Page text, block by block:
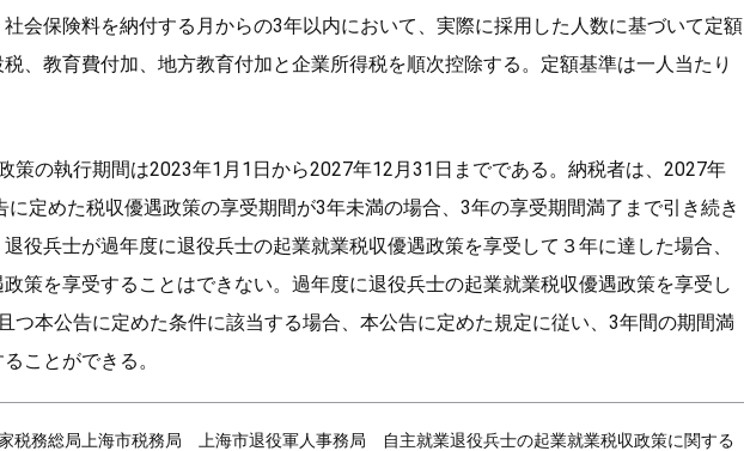
会保険料を納付する月からの3年以内において、実際に採用した人数に基づいて定額
、教育費付加、地方教育付加と企業所得税を順次控除する。定額基準は一人当たり
策の執行期間は2023年1月1日から2027年12月31日までである。納税者は、2027年
に定めた税収優遇政策の享受期間が3年未満の場合、3年の享受期間満了まで引き続き
役兵士が過年度に退役兵士の起業就業税収優遇政策を享受して３年に達した場合、
策を享受することはできない。過年度に退役兵士の起業就業税収優遇政策を享受し
つ本公告に定めた条件に該当する場合、本公告に定めた規定に従い、3年間の期間満
ことができる。
税務総局上海市税務局 上海市退役軍人事務局 自主就業退役兵士の起業就業税収政策に関する